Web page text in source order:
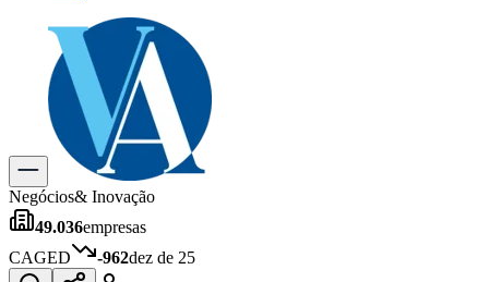
Explore Tudo
Últimas Notícias
Previsão do Tempo
Dia a Dia & Lazer
Gastronomia
Cinema & Shows
Para Sua Empresa
Anuncie no Portal
Cadastrar Empresa
Divulgar Vagas
Negócios& Inovação
49.036empresas
CAGED
-962dez de 25